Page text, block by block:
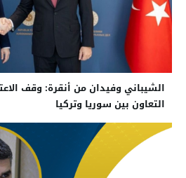
الشيباني وفيدان من أنقرة: وقف
التعاون بين سوريا وتركيا